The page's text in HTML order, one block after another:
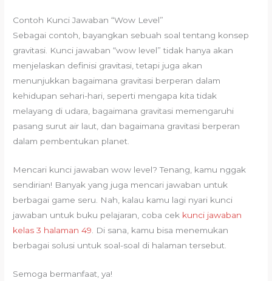
Contoh Kunci Jawaban “Wow Level”
Sebagai contoh, bayangkan sebuah soal tentang konsep
gravitasi. Kunci jawaban “wow level” tidak hanya akan
menjelaskan definisi gravitasi, tetapi juga akan
menunjukkan bagaimana gravitasi berperan dalam
kehidupan sehari-hari, seperti mengapa kita tidak
melayang di udara, bagaimana gravitasi memengaruhi
pasang surut air laut, dan bagaimana gravitasi berperan
dalam pembentukan planet.
Mencari kunci jawaban wow level? Tenang, kamu nggak
sendirian! Banyak yang juga mencari jawaban untuk
berbagai game seru. Nah, kalau kamu lagi nyari kunci
jawaban untuk buku pelajaran, coba cek kunci jawaban
kelas 3 halaman 49 . Di sana, kamu bisa menemukan
berbagai solusi untuk soal-soal di halaman tersebut.
Semoga bermanfaat, ya!